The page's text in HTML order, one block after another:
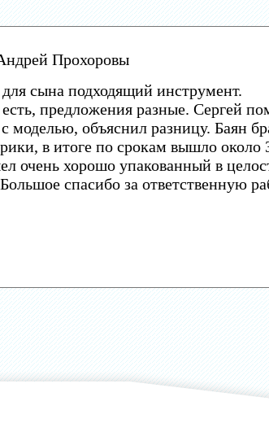
Прохоровы
сына подходящий инструмент.
предложения разные. Сергей
моделью, объяснил разницу. Баян
в итоге по срокам вышло около
очень хорошо упакованный в
спасибо за ответственную